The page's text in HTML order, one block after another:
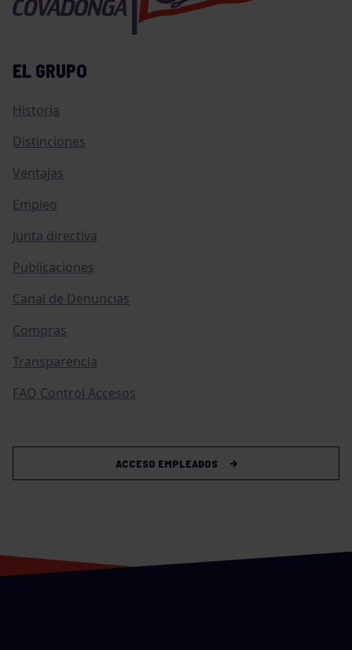
EL GRUPO
Historia
Distinciones
Ventajas
Empleo
Junta directiva
Publicaciones
Canal de Denuncias
Compras
Transparencia
FAQ Control Accesos
ACCESO EMPLEADOS